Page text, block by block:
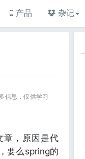
产品 杂记
信息，仅供学习
章，原因是代
要么spring的